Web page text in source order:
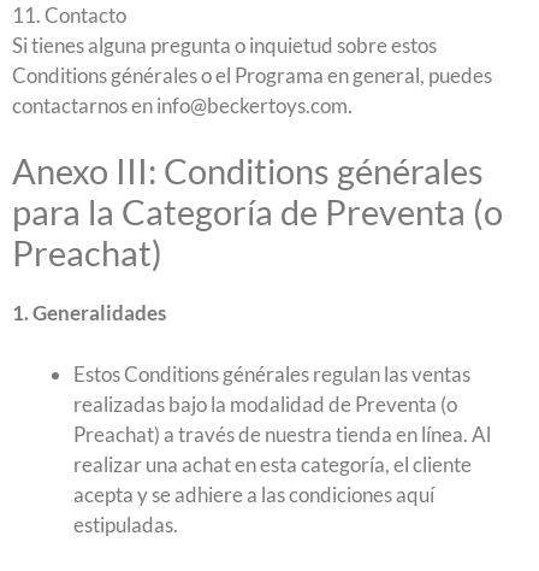
11. Contacto
Si tienes alguna pregunta o inquietud sobre estos
Conditions générales o el Programa en general, puedes
contactarnos en info@beckertoys.com.
Anexo III: Conditions générales
para la Categoría de Preventa (o
Preachat)
1. Generalidades
Estos Conditions générales regulan las ventas
realizadas bajo la modalidad de Preventa (o
Preachat) a través de nuestra tienda en línea. Al
realizar una achat en esta categoría, el cliente
acepta y se adhiere a las condiciones aquí
estipuladas.